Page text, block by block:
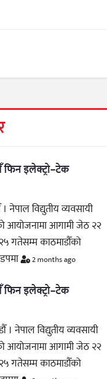
फिन इलेक्ट्रो–टेक
नेपाल विद्युतीय व्यवसायी
आयोजनामा आगामी जेठ २२
गतेसम्म काठमाडौँको
2 months ago
फिन इलेक्ट्रो–टेक
। नेपाल विद्युतीय व्यवसायी
आयोजनामा आगामी जेठ २२
गतेसम्म काठमाडौँको